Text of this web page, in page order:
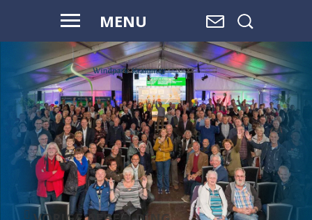
MENU
WAAR WATER
OVERGAAT IN
LAND,
EN LAND
OVERGAAT
IN WATER, IS
RUIMTE.